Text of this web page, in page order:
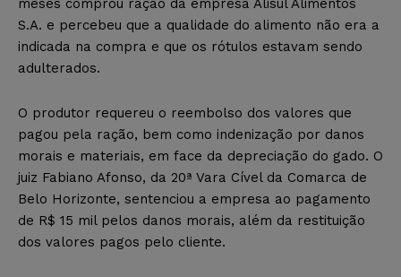
S.A. e percebeu que a qualidade do alimento não era a
indicada na compra e que os rótulos estavam sendo
adulterados.
O produtor requereu o reembolso dos valores que
pagou pela ração, bem como indenização por danos
morais e materiais, em face da depreciação do gado. O
juiz Fabiano Afonso, da 20ª Vara Cível da Comarca de
Belo Horizonte, sentenciou a empresa ao pagamento
de R$ 15 mil pelos danos morais, além da restituição
dos valores pagos pelo cliente.